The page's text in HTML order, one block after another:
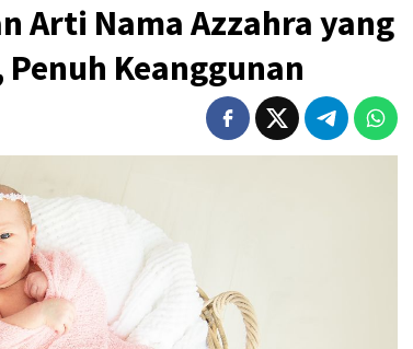
Arti Nama Azzahra yang
Keanggunan